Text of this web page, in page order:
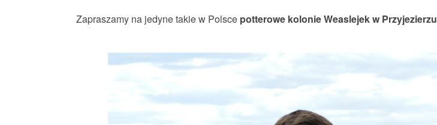
Zapraszamy na jedyne takie w Polsce potterowe kolonie Weaslejek w Przyjezierzu